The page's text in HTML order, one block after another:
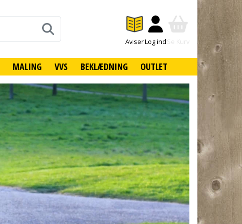
MALING VVS BEKLÆDNING OUTLET
AviserLog indSe Kurv